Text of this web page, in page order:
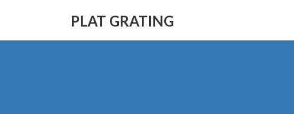
content
Navigation
PLAT GRATING